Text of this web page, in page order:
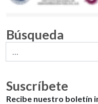
Búsqueda
Suscríbete
Recibe nuestro boletín